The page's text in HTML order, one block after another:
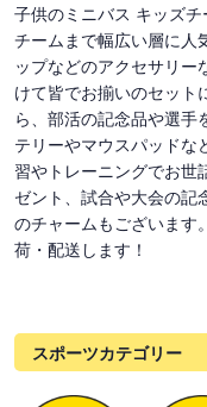
子供のミニバス キッズ
チームまで幅広い層に人
ップなどのアクセサリ
けて皆でお揃いのセット
ら、部活の記念品や選手
テリーやマウスパッドな
習やトレーニングでお世
ゼント、試合や大会の記
のチャームもございます
荷・配送します！
スポーツカテゴリー